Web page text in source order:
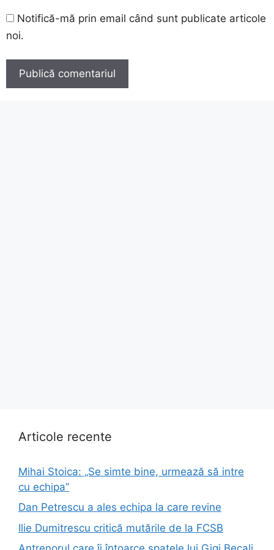
Notifică-mă prin email când sunt publicate articole
noi.
Articole recente
Mihai Stoica: „Se simte bine, urmează să intre
cu echipa”
Dan Petrescu a ales echipa la care revine
Ilie Dumitrescu critică mutările de la FCSB